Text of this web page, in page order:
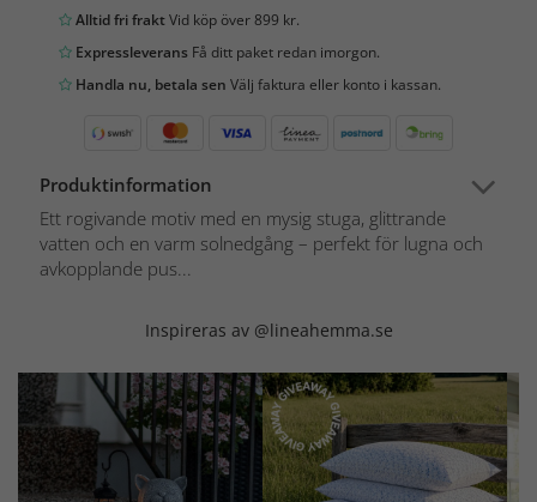
Alltid fri fraktVid köp över 899 kr.
Expressleverans Få ditt paket redan imorgon.
Handla nu, betala sen Välj faktura eller konto i kassan.
Produktinformation
Ett rogivande motiv med en mysig stuga, glittrande
vatten och en varm solnedgång – perfekt för lugna och
avkopplande pus...
Inspireras av @lineahemma.se